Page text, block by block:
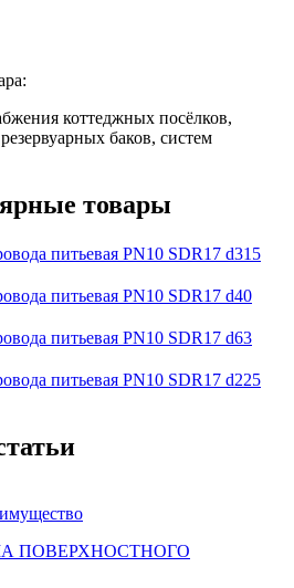
коттеджных посёлков,
баков, систем
товары
питьевая PN10 SDR17 d315
питьевая PN10 SDR17 d40
питьевая PN10 SDR17 d63
питьевая PN10 SDR17 d225
ПОВЕРХНОСТНОГО